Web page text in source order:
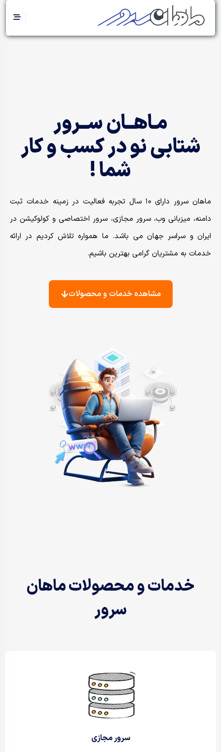
مـاهــان ســرور
شتابی نو در کسب و کار
شما !
ماهان سرور دارای ۱۰ سال تجربه فعالیت در زمینه خدمات ثبت
دامنه، میزبانی وب، سرور مجازی، سرور اختصاصی و کولوکیشن در
ایران و سراسر جهان می باشد. ما همواره تلاش کردیم در ارائه
خدمات به مشتریان گرامی بهترین باشیم.
مشاهده خدمات و محصولات
خدمات و محصولات ماهان
سرور
سرور مجازی